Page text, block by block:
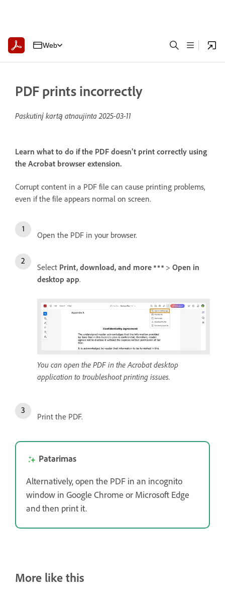
Web
PDF prints incorrectly
Paskutinį kartą atnaujinta2025-03-11
Learn what to do if the PDF doesn’t print correctly using
the Acrobat browser extension.
Corrupt content in a PDF file can cause printing problems,
even if the file appears normal on screen.
Open the PDF in your browser.
Select Print, download, and more > Open in
desktop app.
You can open the PDF in the Acrobat desktop
application to troubleshoot printing issues.
Print the PDF.
Patarimas
Alternatively, open the PDF in an incognito
window in Google Chrome or Microsoft Edge
and then print it.
More like this